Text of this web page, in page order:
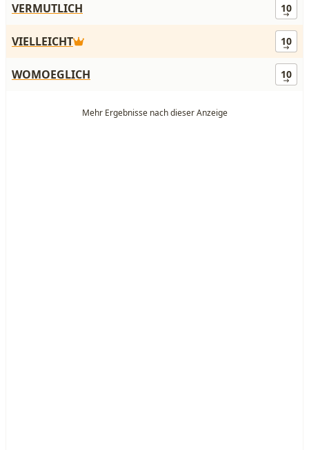
VERMUTLICH 10
VIELLEICHT 10
WOMOEGLICH 10